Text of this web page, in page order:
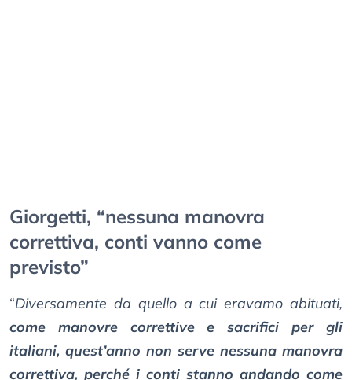
Giorgetti, “nessuna manovra
correttiva, conti vanno come
previsto”
“Diversamente da quello a cui eravamo abituati,
come manovre correttive e sacrifici per gli
italiani, quest’anno non serve nessuna manovra
correttiva, perché i conti stanno andando come